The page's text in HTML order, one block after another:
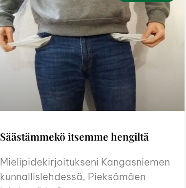
Säästämmekö itsemme hengiltä
Mielipidekirjoitukseni Kangasniemen
kunnallislehdessä, Pieksämäen